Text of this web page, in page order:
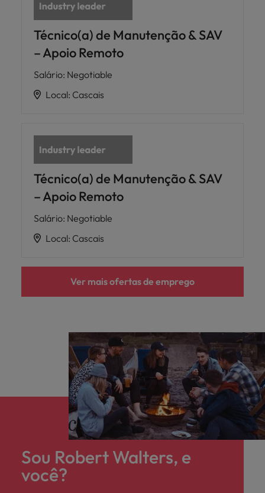
Técnico(a) de Manutenção & SAV
– Apoio Remoto
Salário: Negotiable
Local: Cascais
Técnico(a) de Manutenção & SAV
– Apoio Remoto
Salário: Negotiable
Local: Cascais
Ver mais ofertas de emprego
Sou Robert Walters, e
você?